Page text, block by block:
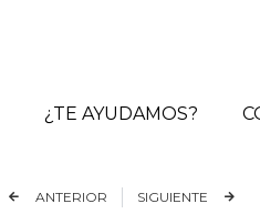
¿TE AYUDAMOS?
ANTERIOR SIGUIENTE